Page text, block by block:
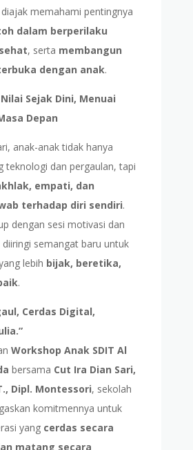
memahami pentingnya
dalam berperilaku
, serta membangun
dengan anak.
Sejak Dini, Menuai
Depan
anak-anak tidak hanya
teknologi dan pergaulan, tapi
empati, dan
terhadap diri sendiri.
dengan sesi motivasi dan
semangat baru untuk
lebih bijak, beretika,
.
Cerdas Digital,
Workshop Anak SDIT Al
bersama Cut Ira Dian Sari,
Dipl. Montessori, sekolah
komitmennya untuk
yang cerdas secara
matang secara